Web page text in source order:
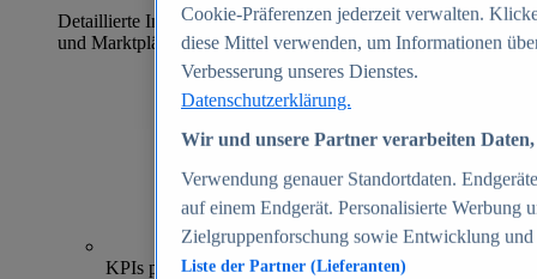
Detaillierte Informationen zu mehr als 39.000 Online-Shops
und Marktplätzen
70+
KPIs pro Shop
Cookie-Präferenzen jederzeit verwalten.
diese Mittel verwenden, um Informationen
Verbesserung unseres Dienstes.
Datenschutzerklärung.
Wir und unsere Partner verarbeiten
Verwendung genauer Standortdaten.
auf einem Endgerät. Personalisierte Werbung
Zielgruppenforschung sowie Entwicklung
Liste der Partner (Lieferanten)